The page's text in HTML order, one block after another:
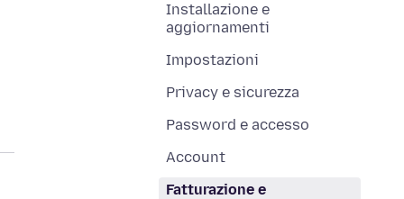
Installazione e
aggiornamenti
Impostazioni
Privacy e sicurezza
Password e accesso
Account
Fatturazione e